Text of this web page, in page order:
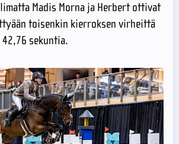
Madis Morna ja Herbert ottivat
toisenkin kierroksen virheittä
42,76 sekuntia.